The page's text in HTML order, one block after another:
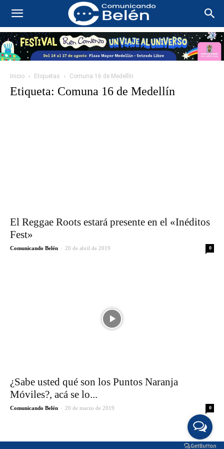
Inicio Etiquetas Comuna 16 de Medellín
Etiqueta: Comuna 16 de Medellín
El Reggae Roots estará presente en el «Inéditos
Fest»
Comunicando Belén - 20 de abril de 2019 0
¿Sabe usted qué son los Puntos Naranja
Móviles?, acá se lo...
Comunicando Belén - 20 de marzo de 2019 0